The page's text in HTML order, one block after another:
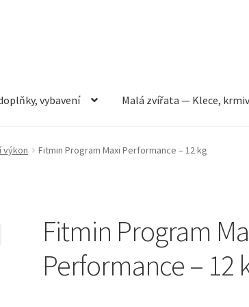
vybavení Malá zvířata — Klece,
vybavení Můj účet Obchod Pokladna Vše pro
výkon Fitmin Program Maxi Performance – 12 kg
Fitmin Program
Performance – 12